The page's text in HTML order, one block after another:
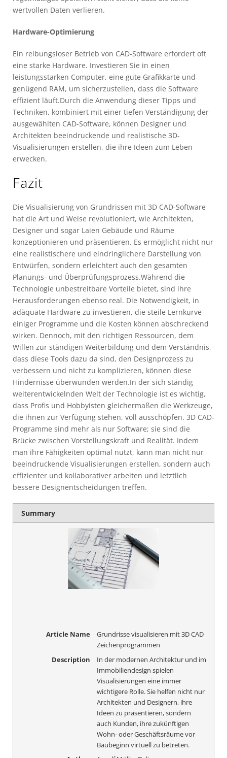
wertvollen Daten verlieren.
Hardware-Optimierung
Ein reibungsloser Betrieb von CAD-Software erfordert oft
eine starke Hardware. Investieren Sie in einen
leistungsstarken Computer, eine gute Grafikkarte und
genügend RAM, um sicherzustellen, dass die Software
effizient läuft.Durch die Anwendung dieser Tipps und
Techniken, kombiniert mit einer tiefen Verständigung der
ausgewählten CAD-Software, können Designer und
Architekten beeindruckende und realistische 3D-
Visualisierungen erstellen, die ihre Ideen zum Leben
erwecken.
Fazit
Die Visualisierung von Grundrissen mit 3D CAD-Software
hat die Art und Weise revolutioniert, wie Architekten,
Designer und sogar Laien Gebäude und Räume
konzeptionieren und präsentieren. Es ermöglicht nicht nur
eine realistischere und eindringlichere Darstellung von
Entwürfen, sondern erleichtert auch den gesamten
Planungs- und Überprüfungsprozess.Während die
Technologie unbestreitbare Vorteile bietet, sind ihre
Herausforderungen ebenso real. Die Notwendigkeit, in
adäquate Hardware zu investieren, die steile Lernkurve
einiger Programme und die Kosten können abschreckend
wirken. Dennoch, mit den richtigen Ressourcen, dem
Willen zur ständigen Weiterbildung und dem Verständnis,
dass diese Tools dazu da sind, den Designprozess zu
verbessern und nicht zu komplizieren, können diese
Hindernisse überwunden werden.In der sich ständig
weiterentwickelnden Welt der Technologie ist es wichtig,
dass Profis und Hobbyisten gleichermaßen die Werkzeuge,
die ihnen zur Verfügung stehen, voll ausschöpfen. 3D CAD-
Programme sind mehr als nur Software; sie sind die
Brücke zwischen Vorstellungskraft und Realität. Indem
man ihre Fähigkeiten optimal nutzt, kann man nicht nur
beeindruckende Visualisierungen erstellen, sondern auch
effizienter und kollaborativer arbeiten und letztlich
bessere Designentscheidungen treffen.
Summary
Article Name
Grundrisse visualisieren mit 3D CAD
Zeichenprogrammen
Description
In der modernen Architektur und im
Immobiliendesign spielen
Visualisierungen eine immer
wichtigere Rolle. Sie helfen nicht nur
Architekten und Designern, ihre
Ideen zu präsentieren, sondern
auch Kunden, ihre zukünftigen
Wohn- oder Geschäftsräume vor
Baubeginn virtuell zu betreten.